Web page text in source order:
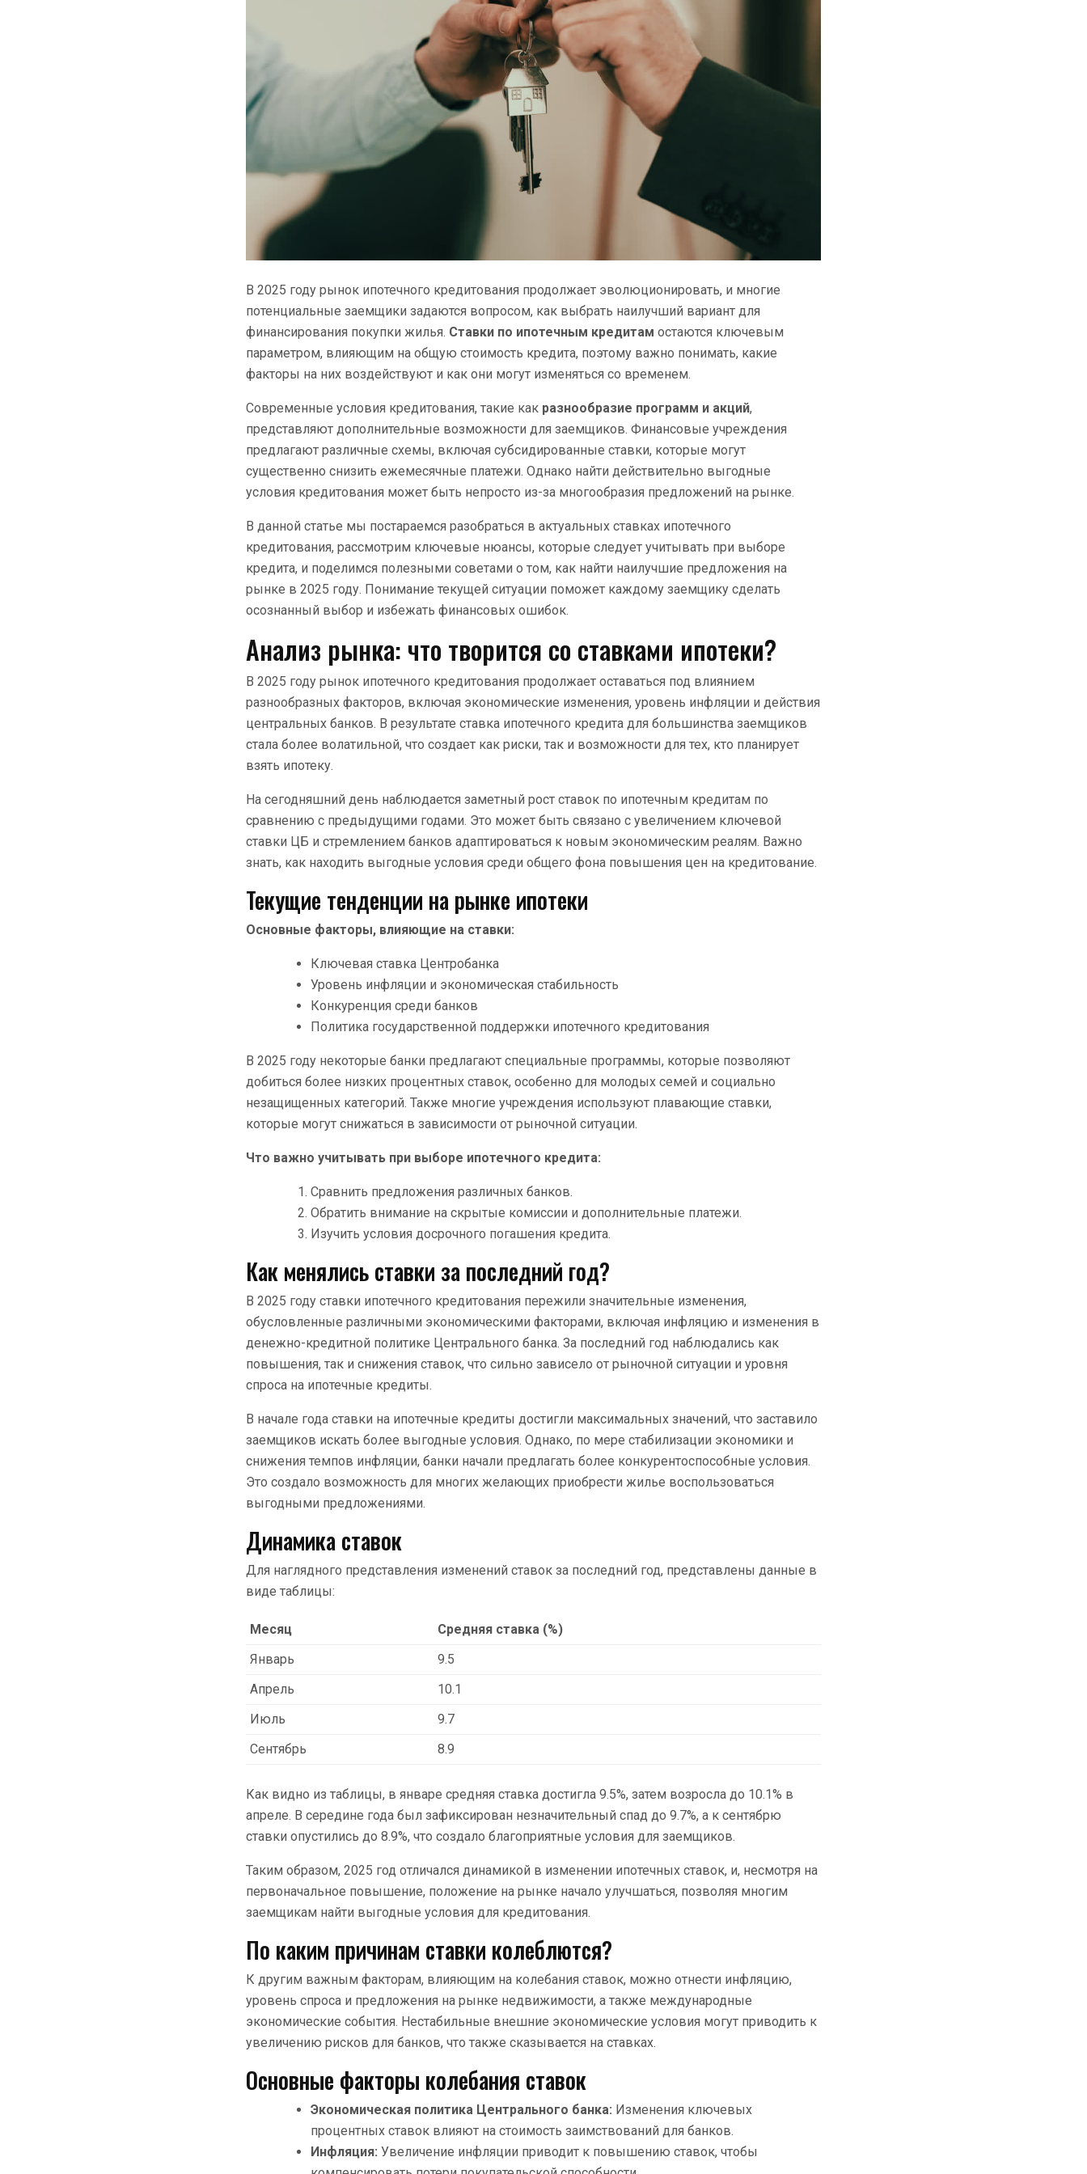
В 2025 году рынок ипотечного кредитования продолжает эволюционировать, и многие
потенциальные заемщики задаются вопросом, как выбрать наилучший вариант для
финансирования покупки жилья. Ставки по ипотечным кредитам остаются ключевым
параметром, влияющим на общую стоимость кредита, поэтому важно понимать, какие
факторы на них воздействуют и как они могут изменяться со временем.
Современные условия кредитования, такие как разнообразие программ и акций,
представляют дополнительные возможности для заемщиков. Финансовые учреждения
предлагают различные схемы, включая субсидированные ставки, которые могут
существенно снизить ежемесячные платежи. Однако найти действительно выгодные
условия кредитования может быть непросто из-за многообразия предложений на рынке.
В данной статье мы постараемся разобраться в актуальных ставках ипотечного
кредитования, рассмотрим ключевые нюансы, которые следует учитывать при выборе
кредита, и поделимся полезными советами о том, как найти наилучшие предложения на
рынке в 2025 году. Понимание текущей ситуации поможет каждому заемщику сделать
осознанный выбор и избежать финансовых ошибок.
Анализ рынка: что творится со ставками ипотеки?
В 2025 году рынок ипотечного кредитования продолжает оставаться под влиянием
разнообразных факторов, включая экономические изменения, уровень инфляции и действия
центральных банков. В результате ставка ипотечного кредита для большинства заемщиков
стала более волатильной, что создает как риски, так и возможности для тех, кто планирует
взять ипотеку.
На сегодняшний день наблюдается заметный рост ставок по ипотечным кредитам по
сравнению с предыдущими годами. Это может быть связано с увеличением ключевой
ставки ЦБ и стремлением банков адаптироваться к новым экономическим реалям. Важно
знать, как находить выгодные условия среди общего фона повышения цен на кредитование.
Текущие тенденции на рынке ипотеки
Основные факторы, влияющие на ставки:
Ключевая ставка Центробанка
Уровень инфляции и экономическая стабильность
Конкуренция среди банков
Политика государственной поддержки ипотечного кредитования
В 2025 году некоторые банки предлагают специальные программы, которые позволяют
добиться более низких процентных ставок, особенно для молодых семей и социально
незащищенных категорий. Также многие учреждения используют плавающие ставки,
которые могут снижаться в зависимости от рыночной ситуации.
Что важно учитывать при выборе ипотечного кредита:
Сравнить предложения различных банков.
Обратить внимание на скрытые комиссии и дополнительные платежи.
Изучить условия досрочного погашения кредита.
Как менялись ставки за последний год?
В 2025 году ставки ипотечного кредитования пережили значительные изменения,
обусловленные различными экономическими факторами, включая инфляцию и изменения в
денежно-кредитной политике Центрального банка. За последний год наблюдались как
повышения, так и снижения ставок, что сильно зависело от рыночной ситуации и уровня
спроса на ипотечные кредиты.
В начале года ставки на ипотечные кредиты достигли максимальных значений, что заставило
заемщиков искать более выгодные условия. Однако, по мере стабилизации экономики и
снижения темпов инфляции, банки начали предлагать более конкурентоспособные условия.
Это создало возможность для многих желающих приобрести жилье воспользоваться
выгодными предложениями.
Динамика ставок
Для наглядного представления изменений ставок за последний год, представлены данные в
виде таблицы:
Месяц
Средняя ставка (%)
Январь
9.5
Апрель
10.1
Июль
9.7
Сентябрь
8.9
Как видно из таблицы, в январе средняя ставка достигла 9.5%, затем возросла до 10.1% в
апреле. В середине года был зафиксирован незначительный спад до 9.7%, а к сентябрю
ставки опустились до 8.9%, что создало благоприятные условия для заемщиков.
Таким образом, 2025 год отличался динамикой в изменении ипотечных ставок, и, несмотря на
первоначальное повышение, положение на рынке начало улучшаться, позволяя многим
заемщикам найти выгодные условия для кредитования.
По каким причинам ставки колеблются?
К другим важным факторам, влияющим на колебания ставок, можно отнести инфляцию,
уровень спроса и предложения на рынке недвижимости, а также международные
экономические события. Нестабильные внешние экономические условия могут приводить к
увеличению рисков для банков, что также сказывается на ставках.
Основные факторы колебания ставок
Экономическая политика Центрального банка: Изменения ключевых
процентных ставок влияют на стоимость заимствований для банков.
Инфляция: Увеличение инфляции приводит к повышению ставок, чтобы